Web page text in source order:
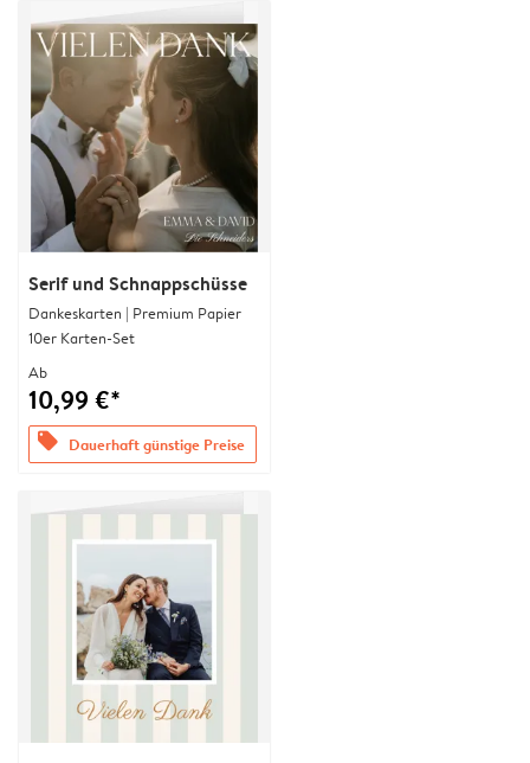
Serif und Schnappschüsse
Dankeskarten | Premium Papier
10er Karten-Set
Ab
10,99 €*
offers Dauerhaft günstige Preise